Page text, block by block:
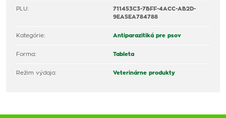
PLU:
711453C3-7BFF-4ACC-AB2D-
9EA5EA784788
Kategórie: Antiparazitiká pre psov
Forma: Tableta
Režim výdaja: Veterinárne produkty